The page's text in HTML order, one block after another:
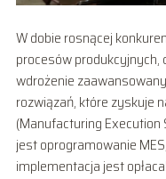
W dobie rosnącej
procesów produkcyjnych,
wdrożenie
rozwiązań, które zyskuje
(Manufacturing
jest oprogramowanie
implementacja jest